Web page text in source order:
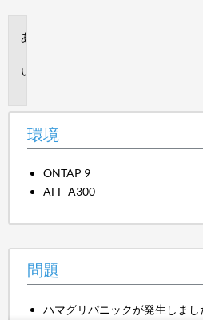
環境
ONTAP 9
AFF-A300
問題
ハマグリパニックが発生しまし